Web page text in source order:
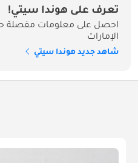
تعرف على هوندا سيتي!
احصل على معلومات مفصلة
الإمارات
شاهد جديد هوندا سيتي